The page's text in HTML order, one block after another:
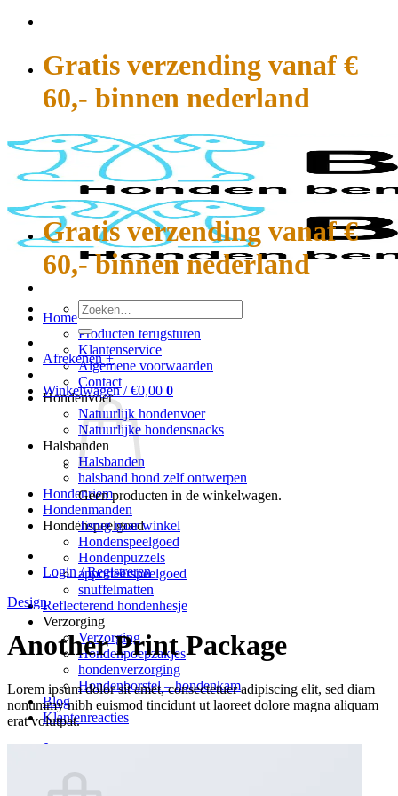
Gratis verzending vanaf €
60,- binnen nederland
Home
Producten terugsturen
Klantenservice
Algemene voorwaarden
Contact
Hondenvoer
Natuurlijk hondenvoer
Natuurlijke hondensnacks
Halsbanden
Halsbanden
halsband hond zelf ontwerpen
Hondenriem
Hondenmanden
Hondenspeelgoed
Hondenspeelgoed
Hondenpuzzels
apporteerspeelgoed
snuffelmatten
Reflecterend hondenhesje
Verzorging
Verzorging
Hondenpoepzakjes
hondenverzorging
Hondenborstel – hondenkam
Blog
Klantenreacties
0
Gratis verzending vanaf €
60,- binnen nederland
Zoeken
naar:
Afrekenen +
Winkelwagen /€0,00 0
Geen producten in de winkelwagen.
Terug naar winkel
Login / Registreren
Design
Another Print Package
Lorem ipsum dolor sit amet, consectetuer adipiscing elit, sed diam
nonummy nibh euismod tincidunt ut laoreet dolore magna aliquam
erat volutpat.